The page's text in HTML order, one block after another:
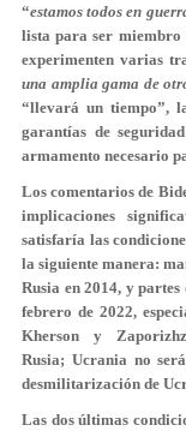
“estamos todos en
lista para ser miembro
experimenten varias
una amplia gama de
“llevará un tiempo”,
garantías de
armamento necesario
Los comentarios de
implicaciones
satisfaría las
la siguiente manera:
Rusia en 2014, y
febrero de 2022,
Kherson y
Rusia; Ucrania no
desmilitarización de
Las dos últimas